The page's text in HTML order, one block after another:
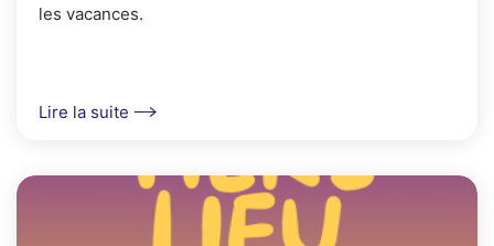
les vacances.
Lire la suite